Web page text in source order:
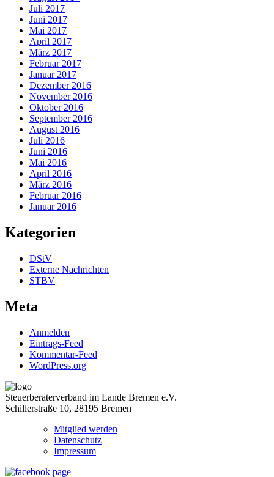
Juli 2017
Juni 2017
Mai 2017
April 2017
März 2017
Februar 2017
Januar 2017
Dezember 2016
November 2016
Oktober 2016
September 2016
August 2016
Juli 2016
Juni 2016
Mai 2016
April 2016
März 2016
Februar 2016
Januar 2016
Kategorien
DStV
Externe Nachrichten
STBV
Meta
Anmelden
Eintrags-Feed
Kommentar-Feed
WordPress.org
Steuerberaterverband im Lande Bremen e.V.
Schillerstraße 10, 28195 Bremen
Mitglied werden
Datenschutz
Impressum